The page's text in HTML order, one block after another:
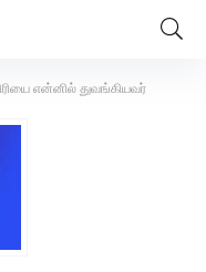
என்னில் துவங்கியவர்